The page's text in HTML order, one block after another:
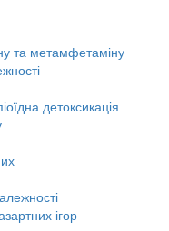
та метамфетаміну
детоксикація
ігор